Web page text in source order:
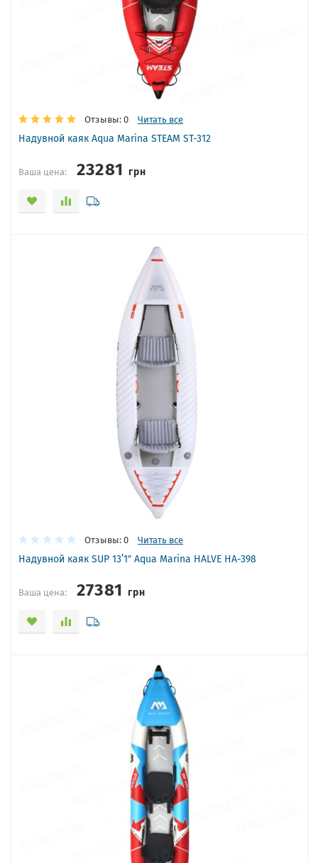
Отзывы: 0 Читать все
Надувной каяк Aqua Marina STEAM ST-312
Ваша цена: 23281грн
Отзывы: 0 Читать все
Надувной каяк SUP 13’1″ Aqua Marina HALVE HA-398
Ваша цена: 27381грн